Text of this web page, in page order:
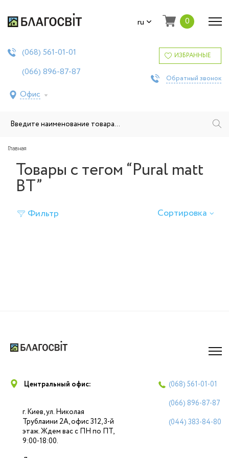
ru 0
(068) 561-01-01
(066) 896-87-87
Офис
ИЗБРАННЫЕ
Обратный звонок
Главная
Товары с тегом “Pural matt
BT”
Фильтр Сортировка
Центральный офис:
г. Киев, ул. Николая
Трублаини 2А, офис 312, 3-й
этаж. Ждем вас с ПН по ПТ,
9:00-18:00.
(068) 561-01-01
(066) 896-87-87
(044) 383-84-80